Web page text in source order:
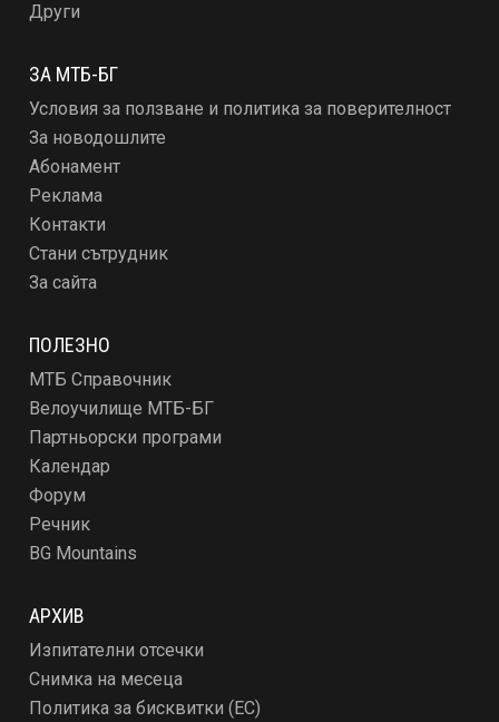
Други
ЗА МТБ-БГ
Условия за ползване и политика за поверителност
За новодошлите
Абонамент
Реклама
Контакти
Стани сътрудник
За сайта
ПОЛЕЗНО
МТБ Справочник
Велоучилище МТБ-БГ
Партньорски програми
Календар
Форум
Речник
BG Mountains
АРХИВ
Изпитателни отсечки
Снимка на месеца
Политика за бисквитки (ЕС)